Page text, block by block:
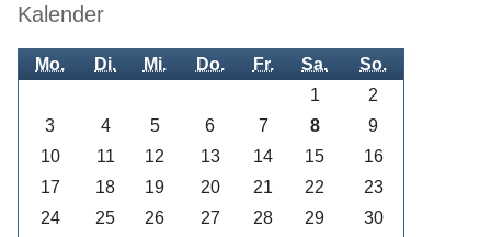
Kalender
Mo. Di. Mi. Do. Fr. Sa. So.
1
2
3
4 5 6 7 8
9
10
11 12 13 14 15
16
17
18 19 20 21 22
23
24
25 26 27 28 29
30